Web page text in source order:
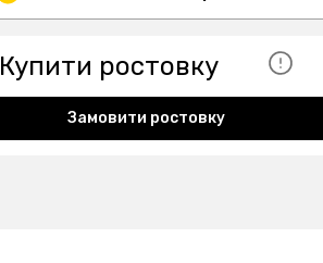
Купити ростовку
Замовити ростовку